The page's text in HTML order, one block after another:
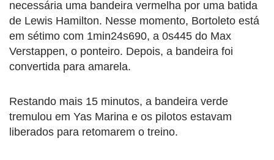
necessária uma bandeira vermelha por uma batida
de Lewis Hamilton. Nesse momento, Bortoleto está
em sétimo com 1min24s690, a 0s445 do Max
Verstappen, o ponteiro. Depois, a bandeira foi
convertida para amarela.
Restando mais 15 minutos, a bandeira verde
tremulou em Yas Marina e os pilotos estavam
liberados para retomarem o treino.